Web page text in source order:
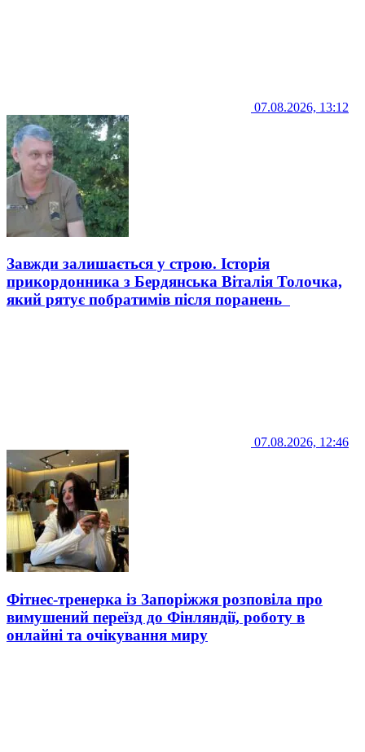
07.08.2026, 13:12
Завжди залишається у строю. Історія
прикордонника з Бердянська Віталія Толочка,
який рятує побратимів після поранень
07.08.2026, 12:46
Фітнес-тренерка із Запоріжжя розповіла про
вимушений переїзд до Фінляндії, роботу в
онлайні та очікування миру